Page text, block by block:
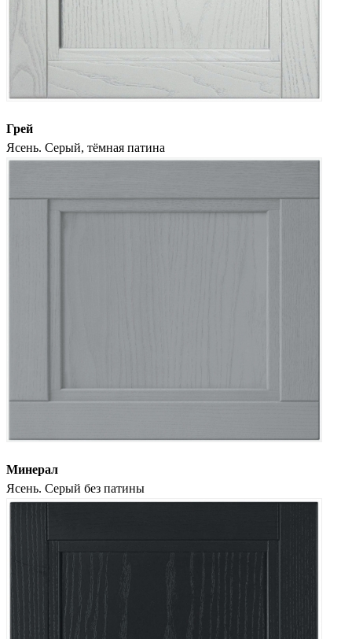
Грей
Ясень. Серый, тёмная патина
Минерал
Ясень. Серый без патины